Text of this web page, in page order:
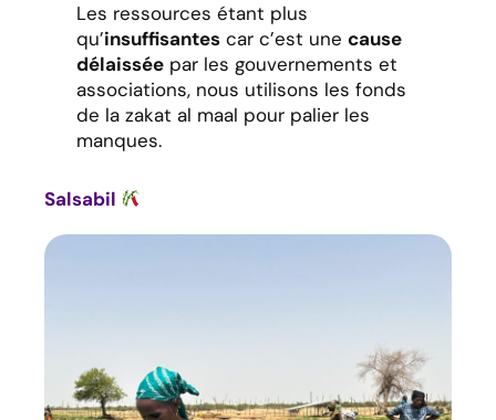
Les ressources étant plus
qu’insuffisantes car c’est unecause
délaissée par les gouvernements et
associations, nous utilisons les fonds
de la zakat al maal pour palier les
manques.
Salsabil